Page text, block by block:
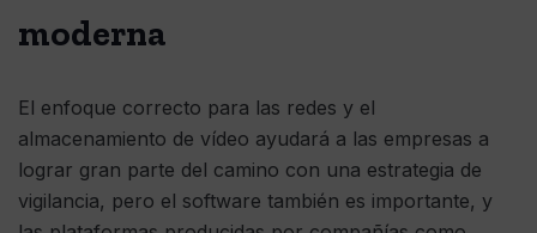
moderna
El enfoque correcto para las redes y el
almacenamiento de vídeo ayudará a las empresas a
lograr gran parte del camino con una estrategia de
vigilancia, pero el software también es importante, y